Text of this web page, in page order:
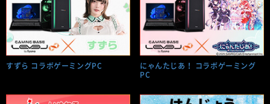
すずら コラボゲーミングPC
にゃんたじあ！ コラボゲーミング
PC